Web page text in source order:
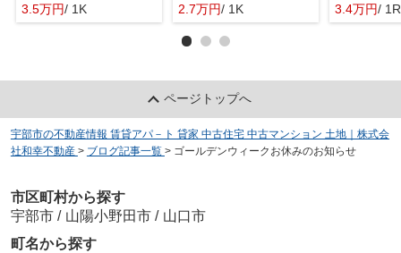
3.5万円/ 1K
2.7万円/ 1K
3.4万円/ 1R
ページトップへ
宇部市の不動産情報 賃貸アパ－ト 貸家 中古住宅 中古マンション 土地｜株式会
社和幸不動産 > ブログ記事一覧 > ゴールデンウィークお休みのお知らせ
市区町村から探す
宇部市 / 山陽小野田市 / 山口市
町名から探す